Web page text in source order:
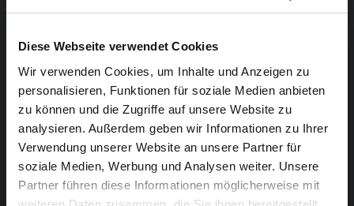
Diese Webseite verwendet Cookies
Wir verwenden Cookies, um Inhalte und Anzeigen zu
personalisieren, Funktionen für soziale Medien anbieten
zu können und die Zugriffe auf unsere Website zu
analysieren. Außerdem geben wir Informationen zu Ihrer
Verwendung unserer Website an unsere Partner für
soziale Medien, Werbung und Analysen weiter. Unsere
Partner führen diese Informationen möglicherweise mit
Karaoke war gestern! Der neue Trend heißt
wie man es sich nur vorstellen kann. Ähnlich wie bei
einem Lagerfeuer kommen Menschen zusammen und
singen bekannte Lieder, was das Zeug hält.
In Deutschland ist das Phänomen schon längst unter
dem Namen „Rudelsingen“ bekannt und füllt bereits
Riesensäle. Die Stimmung ist von der ersten Minute an
großartig.